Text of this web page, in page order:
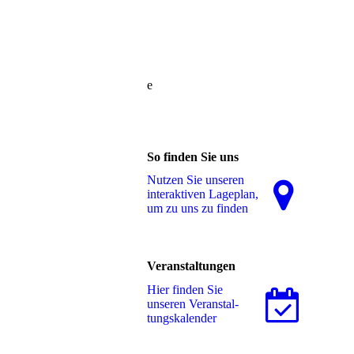
e
So finden Sie uns
Nutzen Sie unseren
interaktiven La­ge­plan,
um zu uns zu finden
Veranstaltungen
Hier finden Sie
unseren Ver­an­stal­
tungs­ka­len­der